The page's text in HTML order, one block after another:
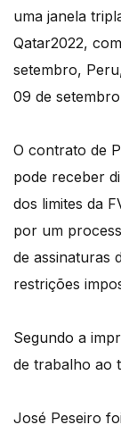
uma janela
Qatar2022,
setembro,
09 de
O contrato de
pode receber
dos limites da
por um
de assinaturas
restrições
Segundo a
de trabalho ao
José Peseiro